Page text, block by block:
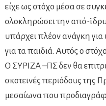
είχε ως στόχο μέσα σε
ολοκληρώσει την από-
υπάρχει πλέον ανάγκη για
για τα παιδιά. Αυτός ο
Ο ΣΥΡΙΖΑ –ΠΣ δεν θα
σκοτεινές περιόδους της
μεσαίωνα που